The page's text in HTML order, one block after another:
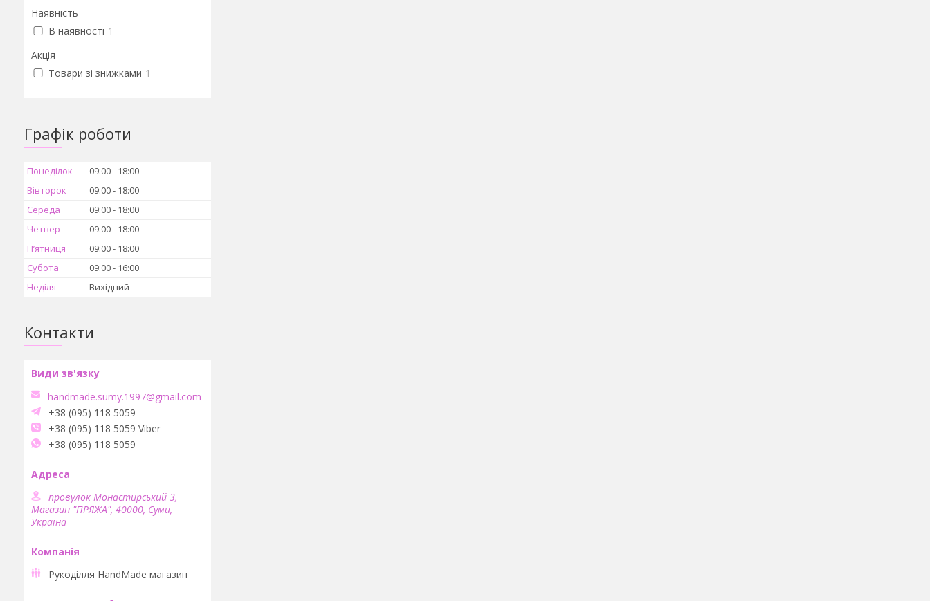
Наявність
В наявності 1
Акція
Товари зі знижками 1
Графік роботи
Понеділок 09:00
18:00
Вівторок
09:00
18:00
Середа
09:00
18:00
Четвер
09:00
18:00
Пʼятниця
09:00
18:00
Субота
09:00
16:00
Неділя
Вихідний
Контакти
handmade.sumy.1997@gmail.com
+38 (095) 118 5059
+38 (095) 118 5059 Viber
+38 (095) 118 5059
провулок Монастирський 3,
Магазин "ПРЯЖА", 40000, Суми,
Україна
Рукоділля HandMade магазин